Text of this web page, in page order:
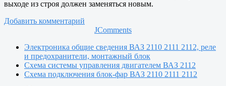
выходе из строя должен заменяться новым.
Добавить комментарий
JComments
Электроника общие сведения ВАЗ 2110 2111 2112, реле
и предохранители, монтажный блок
Схема системы управления двигателем ВАЗ 2112
Схема подключения блок-фар ВАЗ 2110 2111 2112